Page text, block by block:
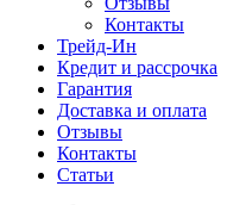
Контакты
Трейд-Ин
Кредит и рассрочка
Гарантия
Доставка и оплата
Отзывы
Контакты
Статьи